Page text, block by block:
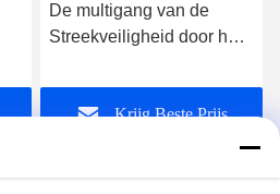
De multigang van de
Streekveiligheid door het
Metaaldetector voor
School of Luchthaven
Krijg Beste Prijs